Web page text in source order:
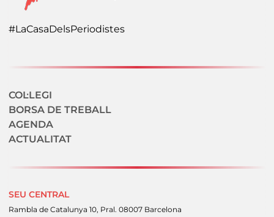
#LaCasaDelsPeriodistes
Navegació secundaria
COL·LEGI
BORSA DE TREBALL
AGENDA
ACTUALITAT
SEU CENTRAL
Rambla de Catalunya 10, Pral. 08007 Barcelona